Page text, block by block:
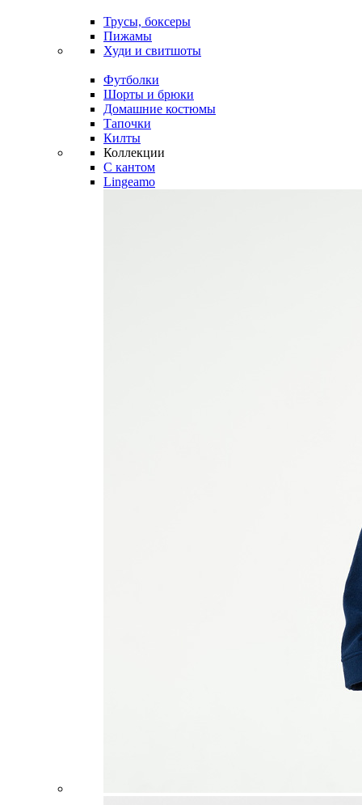
Трусы, боксеры
Пижамы
Худи и свитшоты
Футболки
Шорты и брюки
Домашние костюмы
Тапочки
Килты
Коллекции
C кантом
Lingeamo